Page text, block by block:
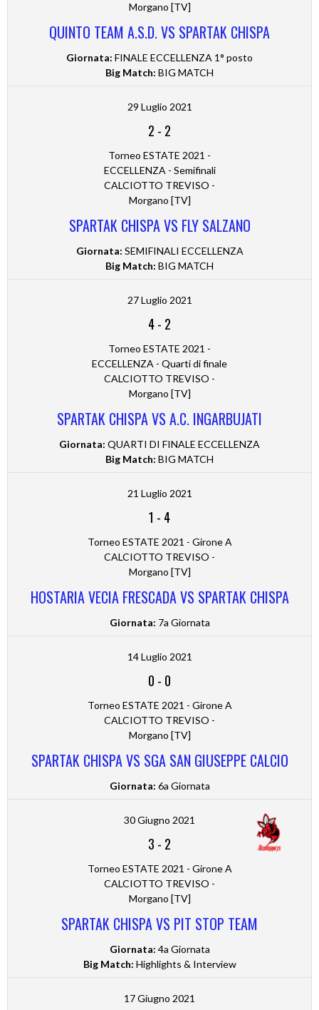
Morgano [TV]
QUINTO TEAM A.S.D. VS SPARTAK CHISPA
Giornata: FINALE ECCELLENZA 1° posto
Big Match: BIG MATCH
29 Luglio 2021
2 - 2
Torneo ESTATE 2021 -
ECCELLENZA - Semifinali
CALCIOTTO TREVISO -
Morgano [TV]
SPARTAK CHISPA VS FLY SALZANO
Giornata: SEMIFINALI ECCELLENZA
Big Match: BIG MATCH
27 Luglio 2021
4- 2
Torneo ESTATE 2021 -
ECCELLENZA - Quarti di finale
CALCIOTTO TREVISO -
Morgano [TV]
SPARTAK CHISPA VS A.C. INGARBUJATI
Giornata: QUARTI DI FINALE ECCELLENZA
Big Match: BIG MATCH
21 Luglio 2021
1 - 4
Torneo ESTATE 2021 - Girone A
CALCIOTTO TREVISO -
Morgano [TV]
HOSTARIA VECIA FRESCADA VS SPARTAK CHISPA
Giornata: 7a Giornata
14 Luglio 2021
0 - 0
Torneo ESTATE 2021 - Girone A
CALCIOTTO TREVISO -
Morgano [TV]
SPARTAK CHISPA VS SGA SAN GIUSEPPE CALCIO
Giornata: 6a Giornata
30 Giugno 2021
3 - 2
Torneo ESTATE 2021 - Girone A
CALCIOTTO TREVISO -
Morgano [TV]
SPARTAK CHISPA VS PIT STOP TEAM
Giornata: 4a Giornata
Big Match: Highlights & Interview
17 Giugno 2021